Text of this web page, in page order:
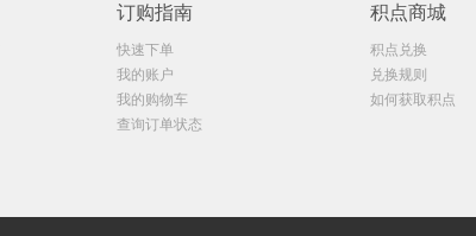
订购指南
快速下单
我的账户
我的购物车
查询订单状态
积点商城
积点兑换
兑换规则
如何获取积点